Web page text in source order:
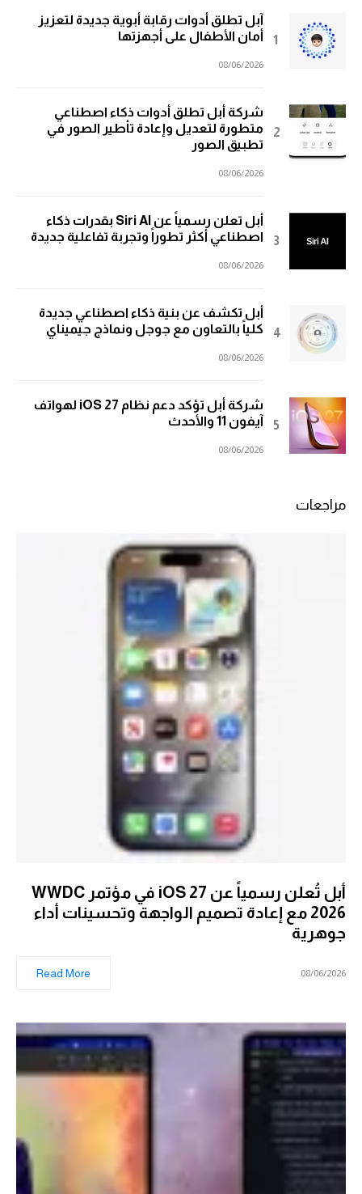
آبل تطلق أدوات رقابة أبوية جديدة لتعزيز
أمان الأطفال على أجهزتها
08/06/2026
شركة أبل تطلق أدوات ذكاء اصطناعي
متطورة لتعديل وإعادة تأطير الصور في
تطبيق الصور
08/06/2026
أبل تعلن رسمياً عن Siri AI بقدرات ذكاء
اصطناعي أكثر تطوراً وتجربة تفاعلية جديدة
08/06/2026
أبل تكشف عن بنية ذكاء اصطناعي جديدة
كلياً بالتعاون مع جوجل ونماذج جيميناي
08/06/2026
شركة أبل تؤكد دعم نظام iOS 27 لهواتف
آيفون 11 والأحدث
08/06/2026
مراجعات
أبل تُعلن رسمياً عن iOS 27 في مؤتمر WWDC
2026 مع إعادة تصميم الواجهة وتحسينات أداء
جوهرية
08/06/2026
Read More